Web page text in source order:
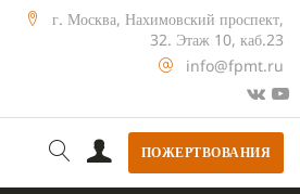
г. Москва, Нахимовский проспект,
32. Этаж 10, каб.23
info@fpmt.ru
ПОЖЕРТВОВАНИЯ